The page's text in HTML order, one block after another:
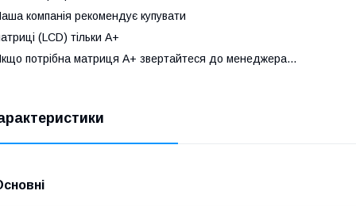
компанія рекомендує купувати
(LCD) тільки А+
потрібна матриця А+ звертайтеся до менеджера...